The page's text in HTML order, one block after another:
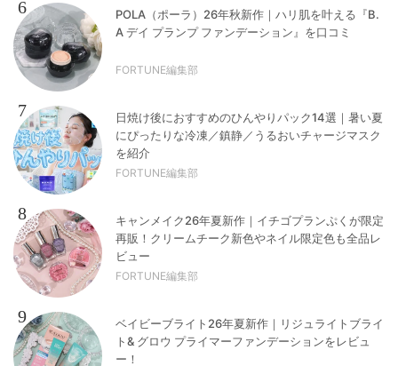
6
POLA（ポーラ）26年秋新作｜ハリ肌を叶える『B.
A デイ プランプ ファンデーション』を口コミ
FORTUNE編集部
7
日焼け後におすすめのひんやりパック14選｜暑い夏
にぴったりな冷凍／鎮静／うるおいチャージマスク
を紹介
FORTUNE編集部
8
キャンメイク26年夏新作｜イチゴプランぷくが限定
再販！クリームチーク新色やネイル限定色も全品レ
ビュー
FORTUNE編集部
9
ベイビーブライト26年夏新作｜リジュライトブライ
ト& グロウ プライマーファンデーションをレビュ
ー！